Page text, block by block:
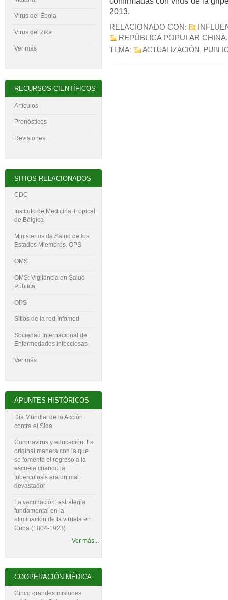
2013.
RELACIONADO CON:
REPÚBLICA POPULAR CHINA.
TEMA: ACTUALIZACIÓN .
Virus del Ébola
Virus del Zika
Ver más
RECURSOS CIENTÍFICOS
Artículos
Pronósticos
Revisiones
SITIOS RELACIONADOS
CDC
Instituto de Medicina Tropical
de Bélgica
Ministerios de Salud de los
Estados Miembros. OPS
OMS
OMS: Vigilancia en Salud
Pública
OPS
Sitios de la red Infomed
Sociedad Internacional de
Enfermedades infecciosas
Ver más
APUNTES HISTÓRICOS
Día Mundial de la Acción
contra el Sida
Coronavirus y educación: La
original manera con la que
se fomentó el regreso a la
escuela cuando la
tuberculosis era un mal
devastador
La vacunación: estrategia
fundamental en la
eliminación de la viruela en
Cuba (1804-‍1923)
Ver más...
COOPERACIÓN MÉDICA
Cinco grandes misiones